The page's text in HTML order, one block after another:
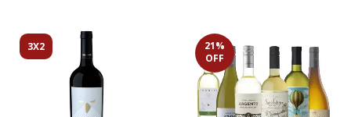
3X2 21%
OFF